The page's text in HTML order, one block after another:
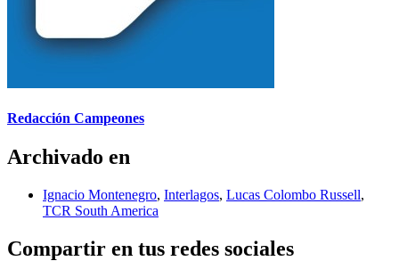
Redacción Campeones
Archivado en
Ignacio Montenegro, Interlagos, Lucas Colombo Russell,
TCR South America
Compartir en tus redes sociales